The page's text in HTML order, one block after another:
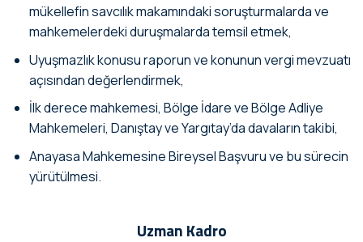
mükellefin savcılık makamındaki soruşturmalarda ve
mahkemelerdeki duruşmalarda temsil etmek,
Uyuşmazlık konusu raporun ve konunun vergi mevzuatı
açısından değerlendirmek,
İlk derece mahkemesi, Bölge İdare ve Bölge Adliye
Mahkemeleri, Danıştay ve Yargıtay’da davaların takibi,
Anayasa Mahkemesine Bireysel Başvuru ve bu sürecin
yürütülmesi.
Uzman Kadro